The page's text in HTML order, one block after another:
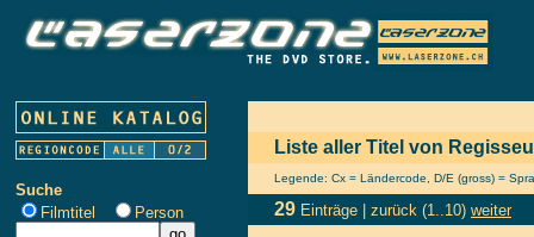
Suche
Filmtitel
Person
Liste aller Titel von
Legende: Cx = Ländercode, D/E (gross) =
29 Einträge | zurück (1..10) weiter